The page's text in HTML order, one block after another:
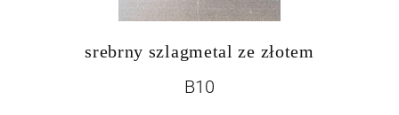
srebrny szlagmetal ze złotem
B10